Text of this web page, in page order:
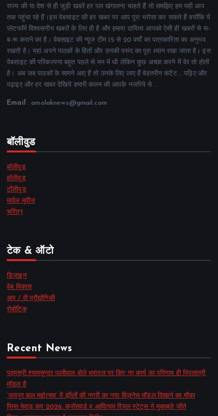
राज्य की या देश से ही जुड़ी खबरें हर पल खंगालना चाहते हैं तो समझिए हम यही आप
तक पहुंचा रहे हैं।इस वेबसाइट की हर खबर पर आप पूरा भरोसा कर सकते हैं क्योंकि ये
प्लेटफॉर्म विश्वसनीय खबरों के लिए ही है और हमारा दायित्व आपको ऐसी ही खबरों से रू-
ब-रू कराने का है। वेबसाइट की न्यूज टीम 15 से 20 वर्षों का पत्रकारिता का अनुभव
रखती है। यहां अपने पाठकों के हितों और उनकी पसंद का पूरा ध्यान रखा जाता है। इस
वेबसाइट की परिकल्पना बहुत पहले से मन में थी लेकिन कुछ अच्छा करने में देर तो होती
है। अब जब पाठकों के सामने आए हैं तो उनके लिए लाए हैं बेहतरीन कंटेंट .. पढ़िए और
पढ़ाइए और हर खबर देखिये हमारी कलम की आपके नजरिये से ..
Email : amolaknews@gmail.com
बॉलीवुड
बॉलीवुड
हॉलीवुड
टॉलीवुड
मार्वल मूवीज
चरित्र
टेक & ऑटो
डिज़ाइन
वेब विकास
आर / वी प्रौद्योगिकी
रोबोटिक
Recent News
पद्मश्री श्यामसुन्दर पालीवाल बोले धरातल पर किए गए कार्य का परिणाम ही पिपलांत्री
मॉडल है
‘जयपुर बाल महोत्सव’ में झीलों की नगरी का नया बिज़नेस मॉडल दिखाने का मौका
पिम्स मेवाड़ कप 2026: क्रॉसवर्ड व आदित्यम रियल स्टेट्स ने मुकाबले जीते